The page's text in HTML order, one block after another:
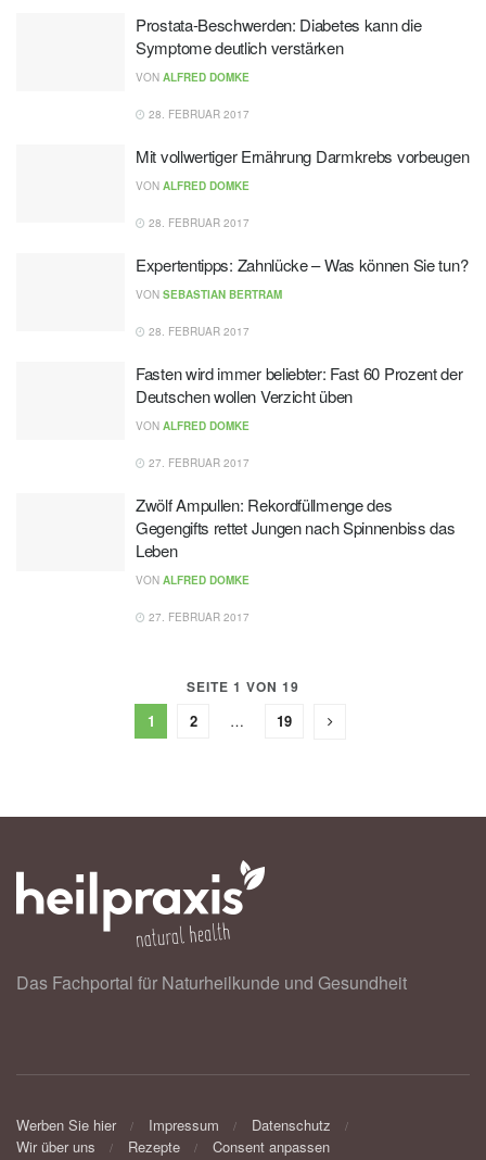
Prostata-Beschwerden: Diabetes kann die
Symptome deutlich verstärken
VON ALFRED DOMKE
28. FEBRUAR 2017
Mit vollwertiger Ernährung Darmkrebs vorbeugen
VON ALFRED DOMKE
28. FEBRUAR 2017
Expertentipps: Zahnlücke – Was können Sie tun?
VON SEBASTIAN BERTRAM
28. FEBRUAR 2017
Fasten wird immer beliebter: Fast 60 Prozent der
Deutschen wollen Verzicht üben
VON ALFRED DOMKE
27. FEBRUAR 2017
Zwölf Ampullen: Rekordfüllmenge des
Gegengifts rettet Jungen nach Spinnenbiss das
Leben
VON ALFRED DOMKE
27. FEBRUAR 2017
SEITE 1 VON 19
1 2 … 19
Das Fachportal für Naturheilkunde und Gesundheit
Werben Sie hier Impressum
Datenschutz
Wir über uns
Rezepte Consent anpassen